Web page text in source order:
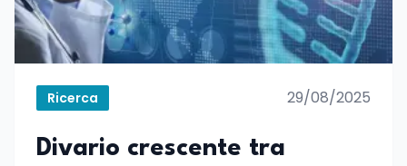
Ricerca 29/08/2025
Divario crescente tra